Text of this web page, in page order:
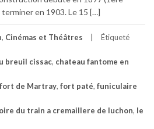
en 1903. Le 15 […]
, Cinémas et Théâtres Étiqueté
breuil cissac, chateau fantome en
fort de Martray, fort paté, funiculaire
du train a cremaillere de luchon, le